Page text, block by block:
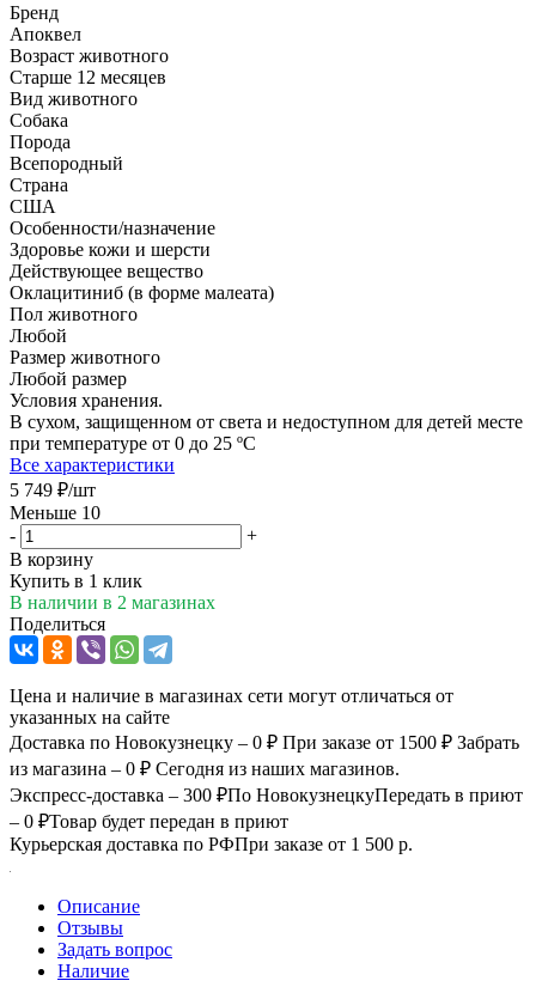
Бренд
Апоквел
Возраст животного
Старше 12 месяцев
Вид животного
Собака
Порода
Всепородный
Страна
США
Особенности/назначение
Здоровье кожи и шерсти
Действующее вещество
Оклацитиниб (в форме малеата)
Пол животного
Любой
Размер животного
Любой размер
Условия хранения.
В сухом, защищенном от света и недоступном для детей месте
при температуре от 0 до 25 ºС
Все характеристики
5 749 ₽/шт
Меньше 10
-
+
В корзину
Купить в 1 клик
В наличии в 2 магазинах
Поделиться
Цена и наличие в магазинах сети могут отличаться от
указанных на сайте
Доставка по Новокузнецку – 0 ₽ При заказе от 1500 ₽ Забрать
из магазина – 0 ₽ Сегодня из наших магазинов.
Экспресс-доставка – 300 ₽По НовокузнецкуПередать в приют
– 0 ₽Товар будет передан в приют
Курьерская доставка по РФПри заказе от 1 500 р.
Описание
Отзывы
Задать вопрос
Наличие